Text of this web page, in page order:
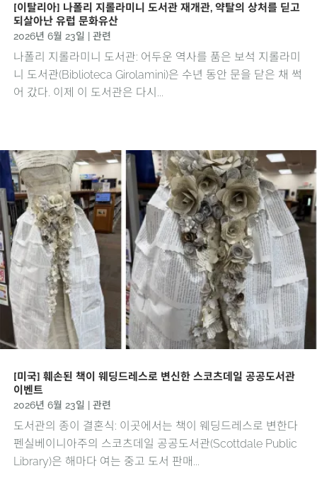
[이탈리아] 나폴리 지롤라미니 도서관 재개관, 약탈의 상처를 딛고
되살아난 유럽 문화유산
2026년 6월 23일 | 관련
나폴리 지롤라미니 도서관: 어두운 역사를 품은 보석 지롤라미
니 도서관(Biblioteca Girolamini)은 수년 동안 문을 닫은 채 썩
어 갔다. 이제 이 도서관은 다시...
[미국] 훼손된 책이 웨딩드레스로 변신한 스코츠데일 공공도서관
이벤트
2026년 6월 23일 관련
도서관의 종이 결혼식: 이곳에서는 책이 웨딩드레스로 변한다
펜실베이니아주의 스코츠데일 공공도서관(Scottdale Public
Library)은 해마다 여는 중고 도서 판매...